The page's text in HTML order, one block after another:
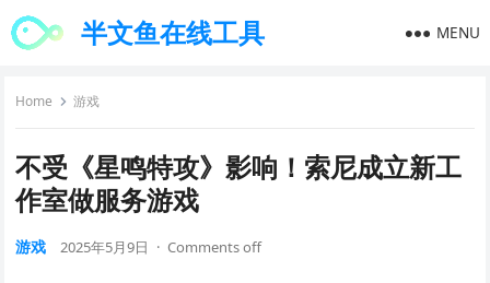
半文鱼在线工具 MENU
Home 游戏
不受《星鸣特攻》影响！索尼成立新工
作室做服务游戏
游戏 2025年5月9日 · Comments off